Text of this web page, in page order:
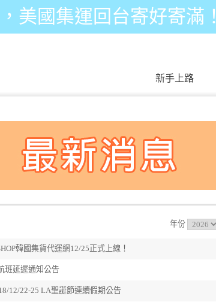
美國集運回台寄好寄滿！
新手上路
年份
韓國集貨代運網12/25正式上線！
班延遲通知公告
12/22-25 LA聖誕節連續假期公告